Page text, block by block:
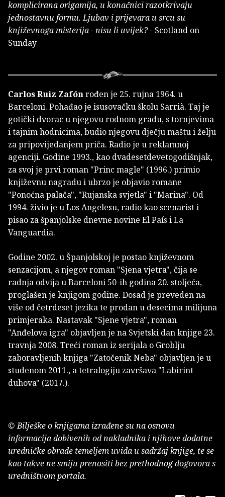
komplicirana origamija, u konačnici razotkrivaju
jednostavnu formu. Ljubav i prijevara u srcu su
književnoga misterija - nisu li uvijek?- Scotland on
Sunday
Carlos Ruiz Zafónrođen je 25. rujna 1964. u
Barceloni. Pohađao je isusovačku školu Sarrià. Taj je
gotički dvorac u njegovu rodnom gradu, s tornjevima
i tajnim hodnicima, budio njegovu dječju maštu i želju
za pripovijedanjem priča. Radio je u reklamnoj
agenciji. Godine 1993., kao dvadesetdevetogodišnjak,
za svoj je prvi roman "Princ magle" (1996.) primio
književnu nagradu i ubrzo je objavio romane
"Ponoćna palača", "Rujanska svjetla" i "Marina". Od
1994. živio je u Los Angelesu, radio kao scenarist i
pisao za španjolske dnevne novine El País i La
Vanguardia.
Godine 2002. u Španjolskoj je postao književnom
senzacijom, a njegov roman "Sjena vjetra", čija se
radnja odvija u Barceloni 50-ih godina 20. stoljeća,
proglašen je knjigom godine. Dosad je preveden na
više od četrdeset jezika te prodan u desecima milijuna
primjeraka. Nastavak "Sjene vjetra", roman
"Anđelova igra" objavljen je na Svjetski dan knjige 23.
travnja 2008. Treći roman iz serijala o Groblju
zaboravljenih knjiga "Zatočenik Neba" objavljen je u
studenom 2011., a tetralogiju završava "Labirint
duhova" (2017.).
© Bilješke o knjigama izrađene su na osnovu
informacija dobivenih od nakladnika i njihove dodatne
uredničke obrade temeljem uvida u sadržaj knjige, te se
kao takve ne smiju prenositi bez prethodnog dogovora s
uredništvom portala.